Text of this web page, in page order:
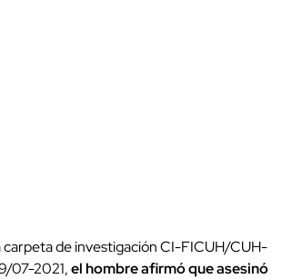
carpeta de investigación CI-FICUH/CUH-
07-2021,el hombre afirmó que asesinó